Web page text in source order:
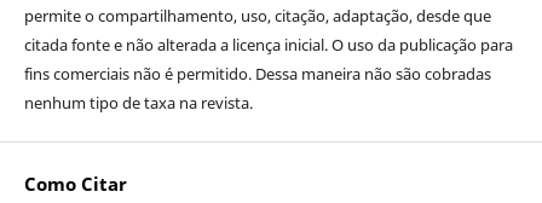
permite o compartilhamento, uso, citação, adaptação, desde que
citada fonte e não alterada a licença inicial. O uso da publicação para
fins comerciais não é permitido. Dessa maneira não são cobradas
nenhum tipo de taxa na revista.
Como Citar